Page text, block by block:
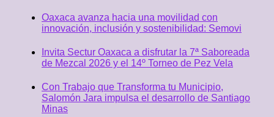
Oaxaca avanza hacia una movilidad con
innovación, inclusión y sostenibilidad: Semovi
Invita Sectur Oaxaca a disfrutar la 7ª Saboreada
de Mezcal 2026 y el 14º Torneo de Pez Vela
Con Trabajo que Transforma tu Municipio,
Salomón Jara impulsa el desarrollo de Santiago
Minas